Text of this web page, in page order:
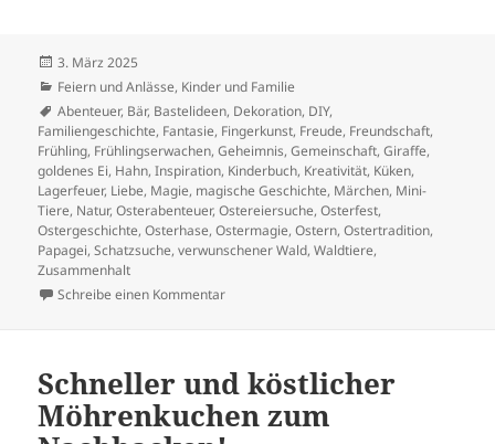
Veröffentlicht
am
3. März 2025
Kategorien
Feiern und Anlässe, Kinder und Familie
Schlagwörter
Abenteuer, Bär, Bastelideen, Dekoration, DIY,
Familiengeschichte, Fantasie, Fingerkunst, Freude, Freundschaft,
Frühling, Frühlingserwachen,Geheimnis,Gemeinschaft,Giraffe,
goldenes Ei, Hahn,Inspiration, Kinderbuch, Kreativität, Küken,
Lagerfeuer, Liebe, Magie, magische Geschichte, Märchen, Mini-
Tiere, Natur,Osterabenteuer,Ostereiersuche,Osterfest,
Ostergeschichte,Osterhase,Ostermagie,Ostern,Ostertradition,
Papagei,Schatzsuche,verwunschener Wald,Waldtiere,
Zusammenhalt
Schreibe einen Kommentarzu
Schneller und köstlicher
Möhrenkuchen zum